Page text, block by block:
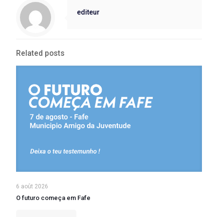
editeur
Related posts
6 août 2026
O futuro começa em Fafe